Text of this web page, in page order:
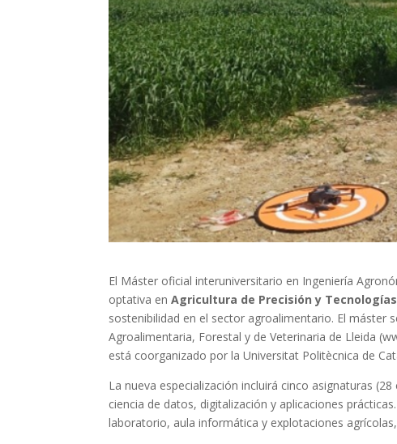
El Máster oficial interuniversitario en Ingeniería
optativa enAgricultura de Precisión y
sostenibilidad en el sector agroalimentario. El máster
Agroalimentaria, Forestal y de Veterinaria de Lleida
está coorganizado por la Universitat Politècnica de
La nueva especialización incluirá cinco asignaturas
ciencia de datos, digitalización y aplicaciones
laboratorio, aula informática y explotaciones